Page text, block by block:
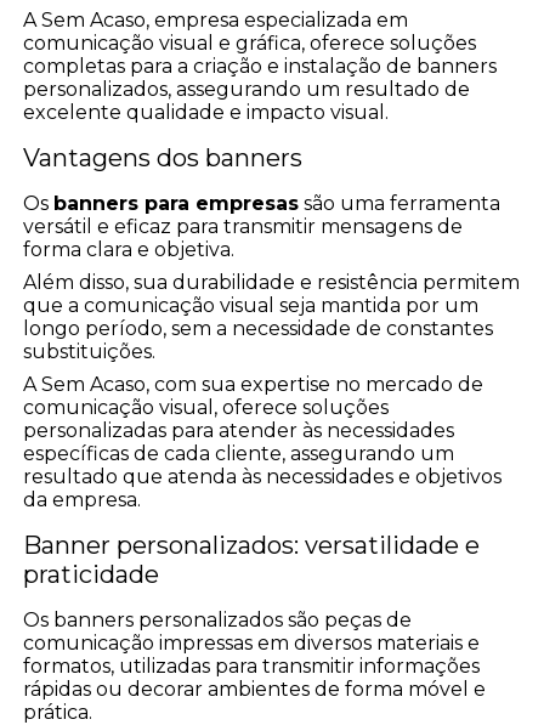
A Sem Acaso, empresa especializada em
comunicação visual e gráfica, oferece soluções
completas para a criação e instalação de banners
personalizados, assegurando um resultado de
excelente qualidade e impacto visual.
Vantagens dos banners
Os banners para empresas são uma ferramenta
versátil e eficaz para transmitir mensagens de
forma clara e objetiva.
Além disso, sua durabilidade e resistência permitem
que a comunicação visual seja mantida por um
longo período, sem a necessidade de constantes
substituições.
A Sem Acaso, com sua expertise no mercado de
comunicação visual, oferece soluções
personalizadas para atender às necessidades
específicas de cada cliente, assegurando um
resultado que atenda às necessidades e objetivos
da empresa.
Banner personalizados: versatilidade e
praticidade
Os banners personalizados são peças de
comunicação impressas em diversos materiais e
formatos, utilizadas para transmitir informações
rápidas ou decorar ambientes de forma móvel e
prática.